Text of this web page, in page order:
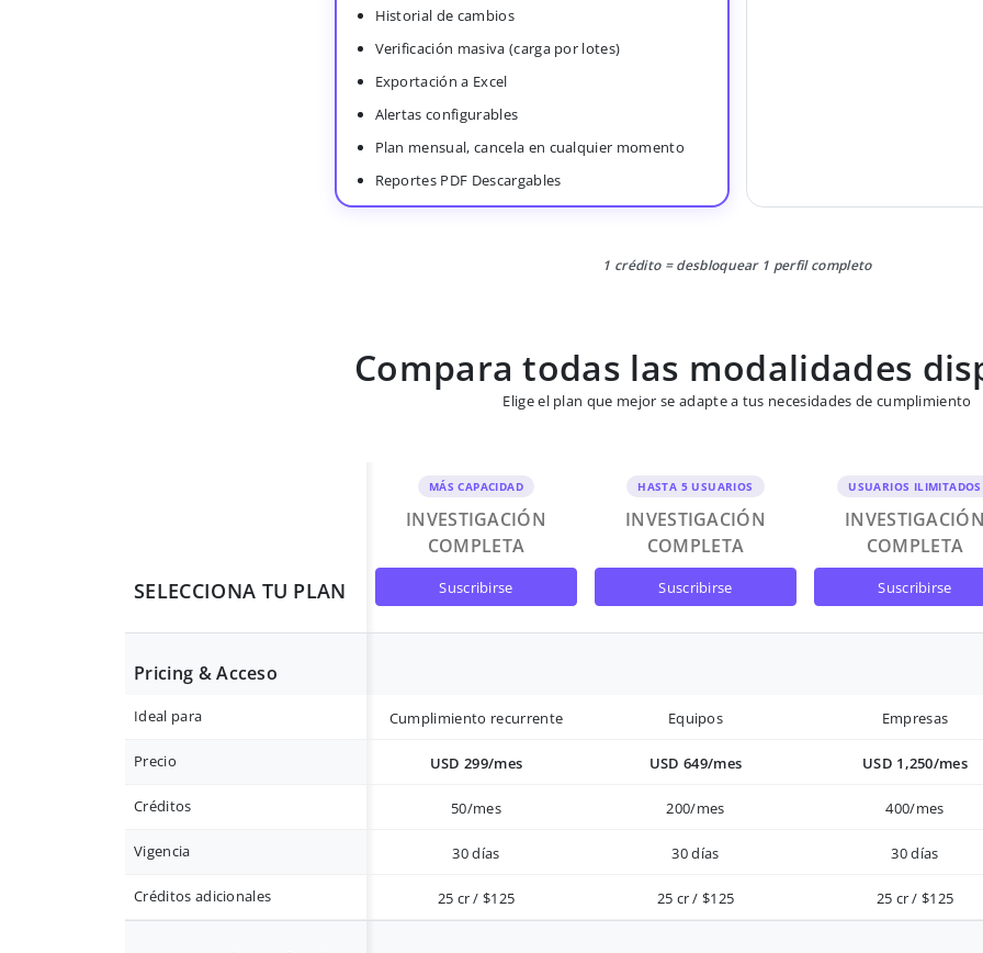
Historial de cambios
Verificación masiva (carga por lotes)
Exportación a Excel
Alertas configurables
Plan mensual, cancela en cualquier momento
Reportes PDF Descargables
1 crédito = desbloquear 1 perfil completo
Compara todas las modalidades
Elige el plan que mejor se adapte a tus necesidades de cumplimiento
SELECCIONA TU PLAN
MÁS CAPACIDAD
INVESTIGACIÓN
COMPLETA
suscribirse
HASTA 5 USUARIOS
INVESTIGACIÓN
COMPLETA
suscribirse
USUARIOS ILIMITADOS
COMPLETA
suscribirse
Pricing & Acceso
Ideal para Cumplimiento recurrente Equipos Empresas
Precio USD 299/mes USD 649/mes USD 1,250/mes
Créditos 50/mes 200/mes 400/mes
Vigencia 30 días 30 días 30 días
Créditos adicionales 25 cr / $125 25 cr / $125 25 cr / $125